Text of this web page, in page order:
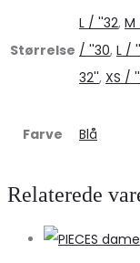
Størrelse
L / ''32, M
/ ''30, L /
32'', XS /
Farve Blå
Relaterede